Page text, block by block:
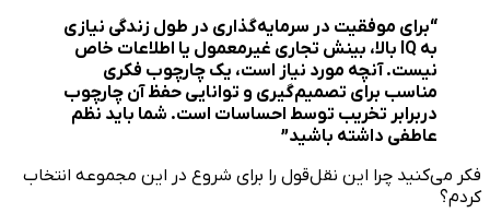
“برای موفقیت در سرمایه‌گذاری در طول زندگی نیازی
به IQ بالا، بینش تجاری غیرمعمول یا اطلاعات خاص
نیست. آنچه مورد نیاز است، یک چارچوب‌ فکری
مناسب برای تصمیم‌گیری و توانایی حفظ آن چارچوب
دربرابر تخریب توسط احساسات است. شما باید نظم
عاطفی داشته باشید”
فکر می‌کنید چرا این نقل‌قول را برای شروع در این مجموعه انتخاب
کردم؟